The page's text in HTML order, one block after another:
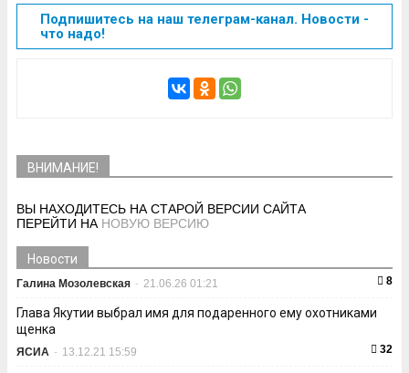
Подпишитесь на наш телеграм-канал. Новости -
что надо!
ВНИМАНИЕ!
ВЫ НАХОДИТЕСЬ НА СТАРОЙ ВЕРСИИ САЙТА
ПЕРЕЙТИ НА НОВУЮ ВЕРСИЮ
Новости
Галина Мозолевская - 21.06.26 01:21 8
Глава Якутии выбрал имя для подаренного ему охотниками
щенка
ЯСИА - 13.12.21 15:59 32